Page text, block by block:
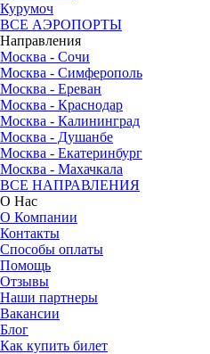
Курумоч
ВСЕ АЭРОПОРТЫ
Направления
Москва - Сочи
Москва - Симферополь
Москва - Ереван
Москва - Краснодар
Москва - Калининград
Москва - Душанбе
Москва - Екатеринбург
Москва - Махачкала
ВСЕ НАПРАВЛЕНИЯ
О Нас
О Компании
Контакты
Способы оплаты
Помощь
Отзывы
Наши партнеры
Вакансии
Блог
Как купить билет